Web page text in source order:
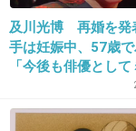
16. 匿名2018/12/28(金) 19:28:56
及川光博 再婚を
手は妊娠中、57歳
「今後も俳優とし